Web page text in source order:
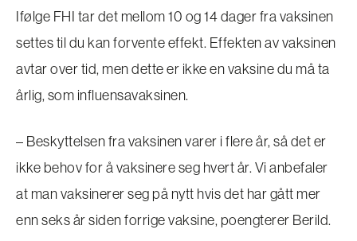
Ifølge FHI tar det mellom 10 og 14 dager fra vaksinen
settes til du kan forvente effekt. Effekten av vaksinen
avtar over tid, men dette er ikke en vaksine du må ta
årlig, som influensavaksinen.
– Beskyttelsen fra vaksinen varer i flere år, så det er
ikke behov for å vaksinere seg hvert år. Vi anbefaler
at man vaksinerer seg på nytt hvis det har gått mer
enn seks år siden forrige vaksine, poengterer Berild.